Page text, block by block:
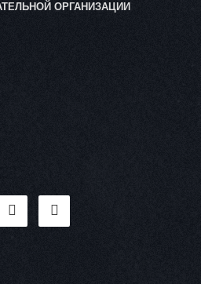
ОРГАНИЗАЦИИ